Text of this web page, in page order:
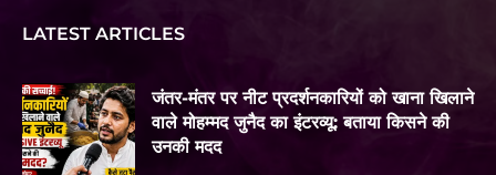
LATEST ARTICLES
जंतर-मंतर पर नीट प्रदर्शनकारियों को खाना खिलाने
वाले मोहम्मद जुनैद का इंटरव्यू: बताया किसने की
उनकी मदद